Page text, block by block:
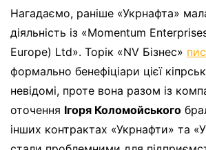
Нагадаємо, раніше «Укрнафта»
діяльність із «Momentum
Europe) Ltd». Торік «NV Бізнес»
формально бенефіціари цієї
невідомі, проте вона разом із
оточення Ігоря Коломойського
інших контрактах «Укрнафти» та